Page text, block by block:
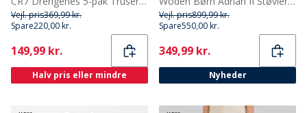
Vejl. pris369,99 kr.
Spare220,00 kr.
Current
149,99 kr.
Halv pris eller mindre
Vejl. pris899,99 kr.
Spare550,00 kr.
Current
349,99 kr.
Nyheder